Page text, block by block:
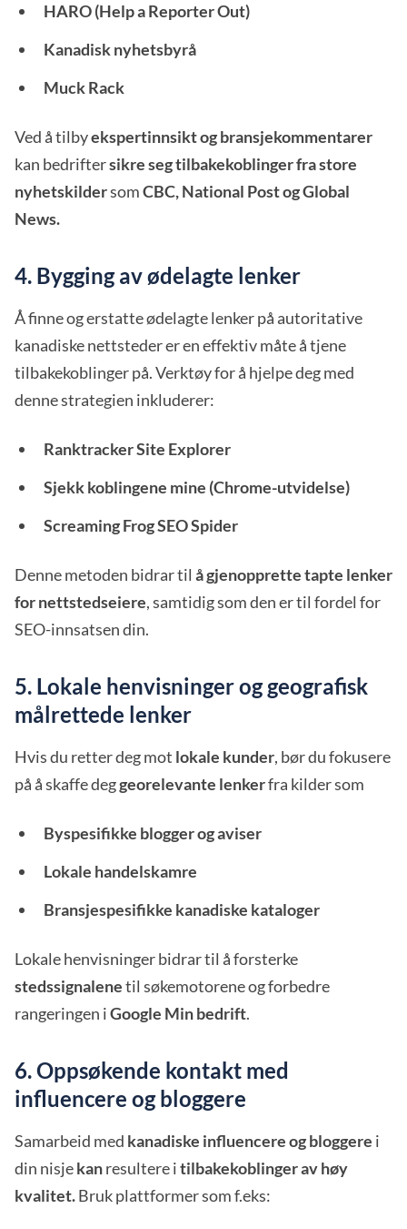
HARO (Help a Reporter Out)
Kanadisk nyhetsbyrå
Muck Rack
Ved å tilbyekspertinnsikt og bransjekommentarer
kan bedriftersikre seg tilbakekoblinger fra store
nyhetskildersomCBC, National Post og Global
News.
4. Bygging av ødelagte lenker
Å finne og erstatte ødelagte lenker på autoritative
kanadiske nettsteder er en effektiv måte å tjene
tilbakekoblinger på. Verktøy for å hjelpe deg med
denne strategien inkluderer:
Ranktracker Site Explorer
Sjekk koblingene mine (Chrome-utvidelse)
Screaming Frog SEO Spider
Denne metoden bidrar til å gjenopprette tapte lenker
for nettstedseiere, samtidig som den er til fordel for
SEO-innsatsen din.
5. Lokale henvisninger og geografisk
målrettede lenker
Hvis du retter deg mot lokale kunder, bør du fokusere
på å skaffe deggeorelevante lenkerfra kilder som
Byspesifikke blogger og aviser
Lokale handelskamre
Bransjespesifikke kanadiske kataloger
Lokale henvisninger bidrar til å forsterke
stedssignalenetil søkemotorene og forbedre
rangeringen iGoogle Min bedrift.
6. Oppsøkende kontakt med
influencere og bloggere
Samarbeid med kanadiske influencere og bloggere i
din nisjekanresultere itilbakekoblinger av høy
kvalitet.Bruk plattformer som f.eks: